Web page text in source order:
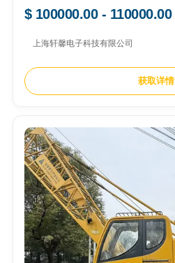
$ 100000.00 - 110000.00
上海轩馨电子科技有限公司
获取详情